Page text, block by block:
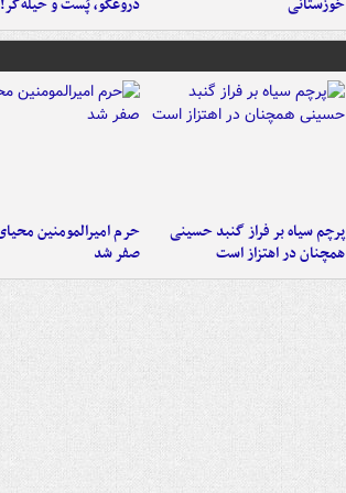
پرچم سیاه بر فراز گنبد حسینی
همچنان در اهتزاز است
حرم امیرالمومنین
صفر شد